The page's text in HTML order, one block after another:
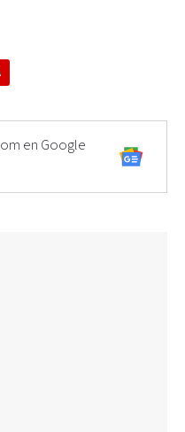
en Google